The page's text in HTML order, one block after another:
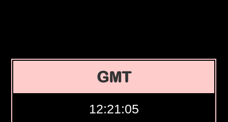
GMT
12:21:06